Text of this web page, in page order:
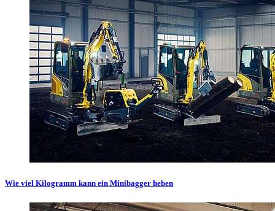
Wie viel Kilogramm kann ein Minibagger heben